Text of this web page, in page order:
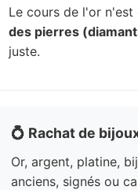
Le cours de l'or
des pierres
juste.
💍 Rachat de
Or, argent, platine,
anciens, signés ou